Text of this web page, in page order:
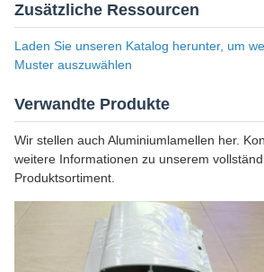
Zusätzliche Ressourcen
Laden Sie unseren Katalog herunter, um
Muster auszuwählen
Verwandte Produkte
Wir stellen auch Aluminiumlamellen her.
weitere Informationen zu unserem
Produktsortiment.